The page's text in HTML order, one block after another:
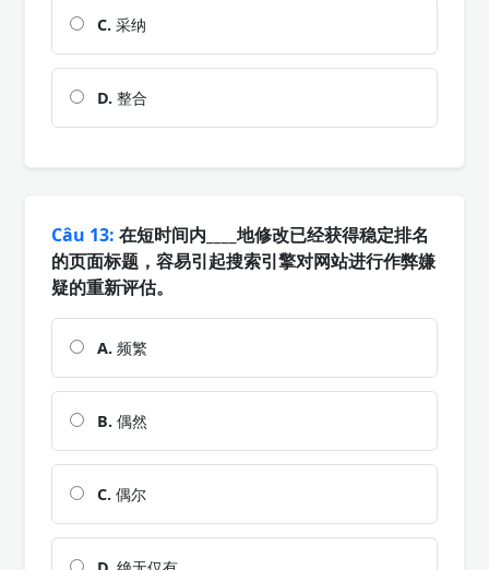
C. 采纳
D. 整合
Câu 13: 在短时间内____地修改已经获得稳定排名
的页面标题，容易引起搜索引擎对网站进行作弊嫌
疑的重新评估。
A. 频繁
B. 偶然
C. 偶尔